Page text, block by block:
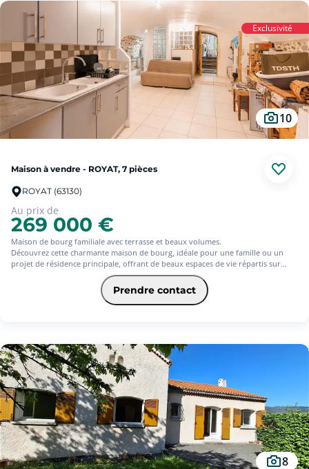
Exclusivité
10
Maison à vendre - ROYAT, 7 pièces
ROYAT (63130)
Au prix de
269 000 €
Maison de bourg familiale avec terrasse et beaux volumes.
Découvrez cette charmante maison de bourg, idéale pour une famille ou un
projet de résidence principale, offrant de beaux espaces de vie répartis sur
- Spacieux séjour salon de 33 m², convivial.
- Cuisine équipée avec cellier, représentant un espace de 18 m².
- Salle de bains équipée d'une baignoire et d'une douche.
- WC indépendant.
- Agréable terrasse de 16 m², parfaite pour les repas en extérieur et les
moments de détente.
2ème étage :
- Un bureau.
- Une chambre.
- Un grenier aménageable offrant un beau potentiel d'agrandissement.
- WC.
Prendre contact
8